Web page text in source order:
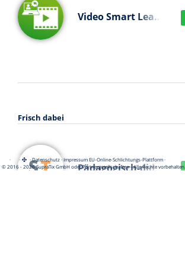
Video Smart Lea…
Frisch dabei
Pädagogisch-did…
· · ·Datenschutz·Impressum EU-Online-Schlichtungs-Plattform·
© 2016 - 2026 SupraTix GmbH oder Partnergesellschaften - Alle Rechte vorbehalten.